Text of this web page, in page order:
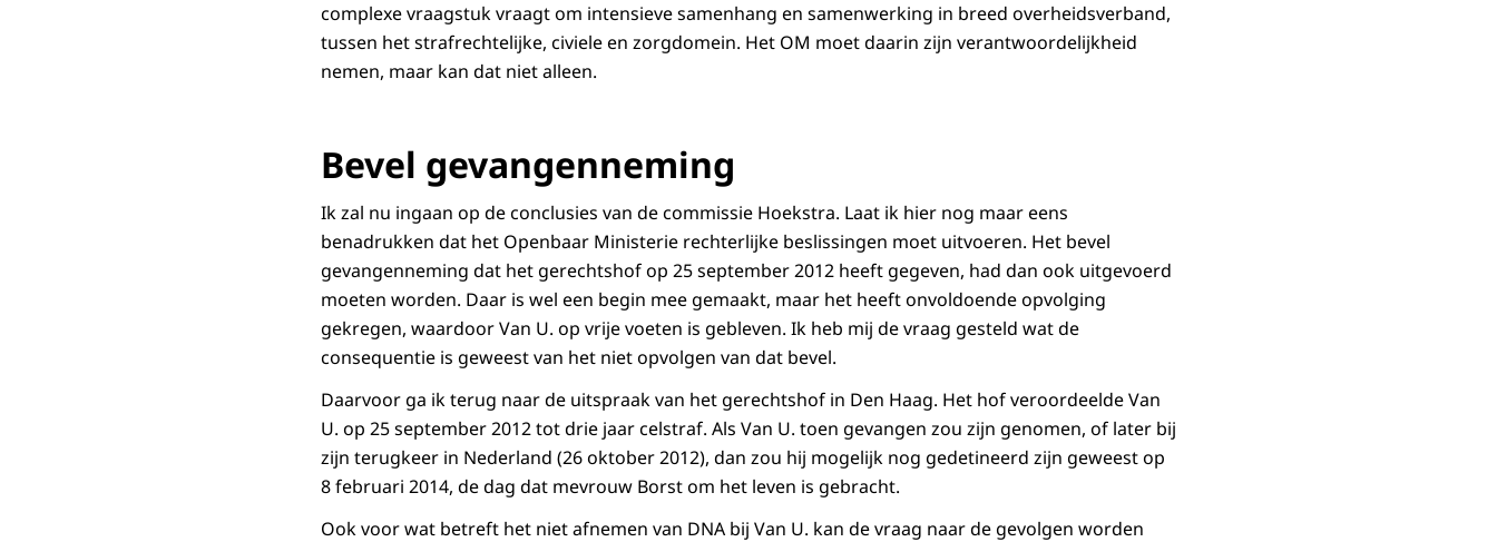
complexe vraagstuk vraagt om intensieve samenhang en samenwerking in breed overheidsverband,
tussen het strafrechtelijke, civiele en zorgdomein. Het OM moet daarin zijn verantwoordelijkheid
nemen, maar kan dat niet alleen.
Bevel gevangenneming
Ik zal nu ingaan op de conclusies van de commissie Hoekstra. Laat ik hier nog maar eens
benadrukken dat het Openbaar Ministerie rechterlijke beslissingen moet uitvoeren. Het bevel
gevangenneming dat het gerechtshof op 25 september 2012 heeft gegeven, had dan ook uitgevoerd
moeten worden. Daar is wel een begin mee gemaakt, maar het heeft onvoldoende opvolging
gekregen, waardoor Van U. op vrije voeten is gebleven. Ik heb mij de vraag gesteld wat de
consequentie is geweest van het niet opvolgen van dat bevel.
Daarvoor ga ik terug naar de uitspraak van het gerechtshof in Den Haag. Het hof veroordeelde Van
U. op 25 september 2012 tot drie jaar celstraf. Als Van U. toen gevangen zou zijn genomen, of later bij
zijn terugkeer in Nederland (26 oktober 2012), dan zou hij mogelijk nog gedetineerd zijn geweest op
8 februari 2014, de dag dat mevrouw Borst om het leven is gebracht.
Ook voor wat betreft het niet afnemen van DNA bij Van U. kan de vraag naar de gevolgen worden